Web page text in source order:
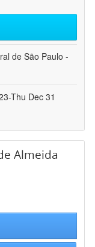
de São Paulo -
Thu Dec 31
Almeida